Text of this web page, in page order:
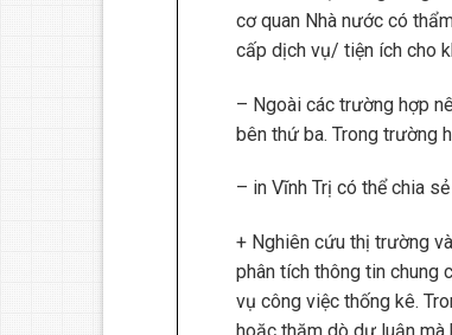
cơ quan Nhà nước có
cấp dịch vụ/ tiện ích cho
– Ngoài các trường hợp
bên thứ ba. Trong trường
– in Vĩnh Trị có thể chia
+ Nghiên cứu thị trường
phân tích thông tin chung
vụ công việc thống kê.